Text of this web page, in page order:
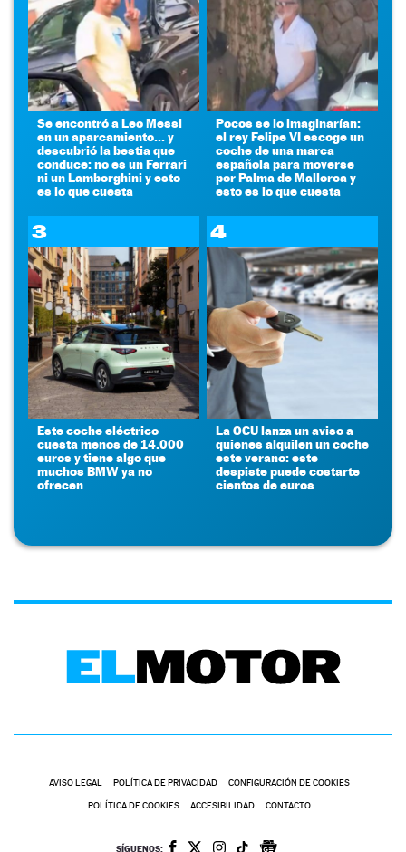
Se encontró a Leo Messi
en un aparcamiento... y
descubrió la bestia que
conduce: no es un Ferrari
ni un Lamborghini y esto
es lo que cuesta
Pocos se lo imaginarían:
el rey Felipe VI escoge un
coche de una marca
española para moverse
por Palma de Mallorca y
esto es lo que cuesta
3
Este coche eléctrico
cuesta menos de 14.000
euros y tiene algo que
muchos BMW ya no
ofrecen
4
La OCU lanza un aviso a
quienes alquilen un coche
este verano: este
despiste puede costarte
cientos de euros
AVISO LEGAL POLÍTICA DE PRIVACIDAD CONFIGURACIÓN DE COOKIES
POLÍTICA DE COOKIES ACCESIBILIDAD CONTACTO
SÍGUENOS: